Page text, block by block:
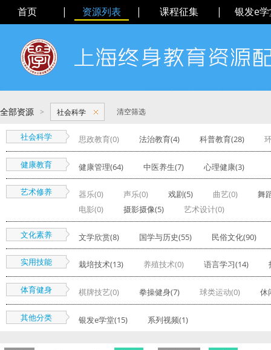
首页 | 资源列表 | 课程征集 | 银发e
全部资源 > 社会科学 清空筛选
社会科学 思政教育(0) 法治教育(4) 科普教育(28)
健康教育 健康管理(64) 中医养生(7) 心理健康(3)
艺术修养 器乐(0) 声乐(0) 戏剧(5) 曲艺(0)
舞
电影(0)
摄影摄像(5) 艺术设计(0)
文化素养 文学欣赏(8) 国学与历史(55) 民俗文化(90)
实用技能 栽培技术(13) 养殖技术(0) 语言学习(14)
体育健身 棋牌技艺(0) 拳操健身(7) 球类运动(0) 休
其他分类 银发e学堂(15) 系列视频(1)